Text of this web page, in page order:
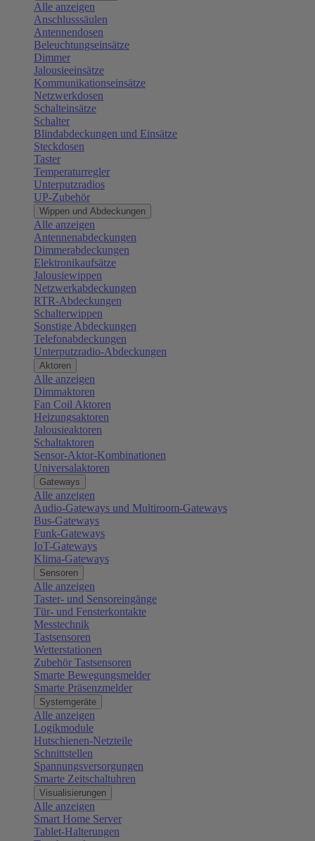
Alle anzeigen
Anschlusssäulen
Antennendosen
Beleuchtungseinsätze
Dimmer
Jalousieeinsätze
Kommunikationseinsätze
Netzwerkdosen
Schalteinsätze
Schalter
Blindabdeckungen und Einsätze
Steckdosen
Taster
Temperaturregler
Unterputzradios
UP-Zubehör
Wippen und Abdeckungen
Alle anzeigen
Antennenabdeckungen
Dimmerabdeckungen
Elektronikaufsätze
Jalousiewippen
Netzwerkabdeckungen
RTR-Abdeckungen
Schalterwippen
Sonstige Abdeckungen
Telefonabdeckungen
Unterputzradio-Abdeckungen
Aktoren
Alle anzeigen
Dimmaktoren
Fan Coil Aktoren
Heizungsaktoren
Jalousieaktoren
Schaltaktoren
Sensor-Aktor-Kombinationen
Universalaktoren
Gateways
Alle anzeigen
Audio-Gateways und Multiroom-Gateways
Bus-Gateways
Funk-Gateways
IoT-Gateways
Klima-Gateways
Sensoren
Alle anzeigen
Taster- und Sensoreingänge
Tür- und Fensterkontakte
Messtechnik
Tastsensoren
Wetterstationen
Zubehör Tastsensoren
Smarte Bewegungsmelder
Smarte Präsenzmelder
Systemgeräte
Alle anzeigen
Logikmodule
Hutschienen-Netzteile
Schnittstellen
Spannungsversorgungen
Smarte Zeitschaltuhren
Visualisierungen
Alle anzeigen
Smart Home Server
Tablet-Halterungen